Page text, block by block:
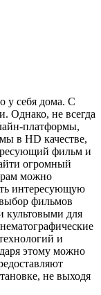
у себя дома. С
Однако, не всегда
платформы,
в HD качестве,
фильм и
огромный
можно
интересующую
фильмов
культовыми для
и
этому можно
не выходя